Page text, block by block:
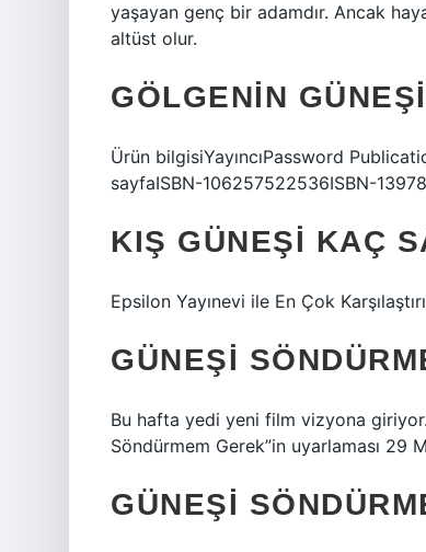
yaşayan genç bir adamdır. Ancak
altüst olur.
GÖLGENIN
Ürün bilgisiYayıncıPassword
sayfaISBN-106257522536ISBN-
KIŞ GÜNEŞI KAÇ
Epsilon Yayınevi ile En Çok
GÜNEŞI
Bu hafta yedi yeni film vizyona
Söndürmem Gerek”in uyarlaması 29
GÜNEŞI